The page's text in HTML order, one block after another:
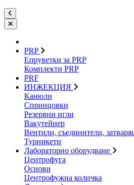
PRP
Епруветки за PRP
Комплекти PRP
PRF
ИНЖЕКЦИЯ
Канюли
Спринцовки
Резервни игли
Вакутейнер
Вентили, съединители,
Турникети
Лабораторно оборудване
Центрофуга
Основи
Центрофужна количка